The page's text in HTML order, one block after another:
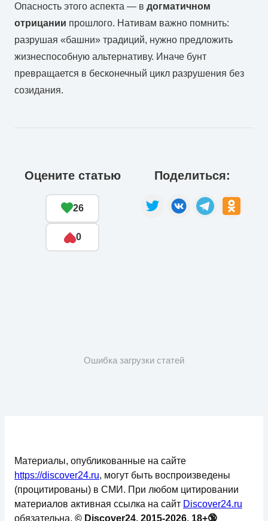
Опасность этого аспекта — в догматичном
отрицании прошлого. Нативам важно помнить:
разрушая «башни» традиций, нужно предложить
жизнеспособную альтернативу. Иначе бунт
превращается в бесконечный цикл разрушения без
созидания.
Оцените статью
26
0
Поделиться:
Ошибка загрузки статей
Материалы, опубликованные на сайте
https://discover24.ru, могут быть воспроизведены
(процитированы) в СМИ. При любом цитировании
материалов активная ссылка на сайт Discover24.ru
обязательна. © Discover24, 2015-2026, 18+🔞